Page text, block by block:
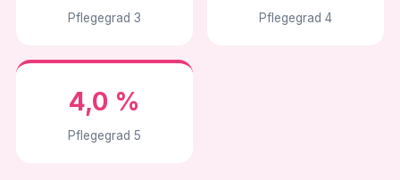
Pflegegrad 3 Pflegegrad 4
4,0 %
Pflegegrad 5